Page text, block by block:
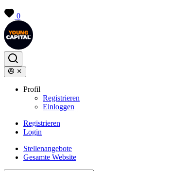
0
Profil
Registrieren
Einloggen
Registrieren
Login
Stellenangebote
Gesamte Website